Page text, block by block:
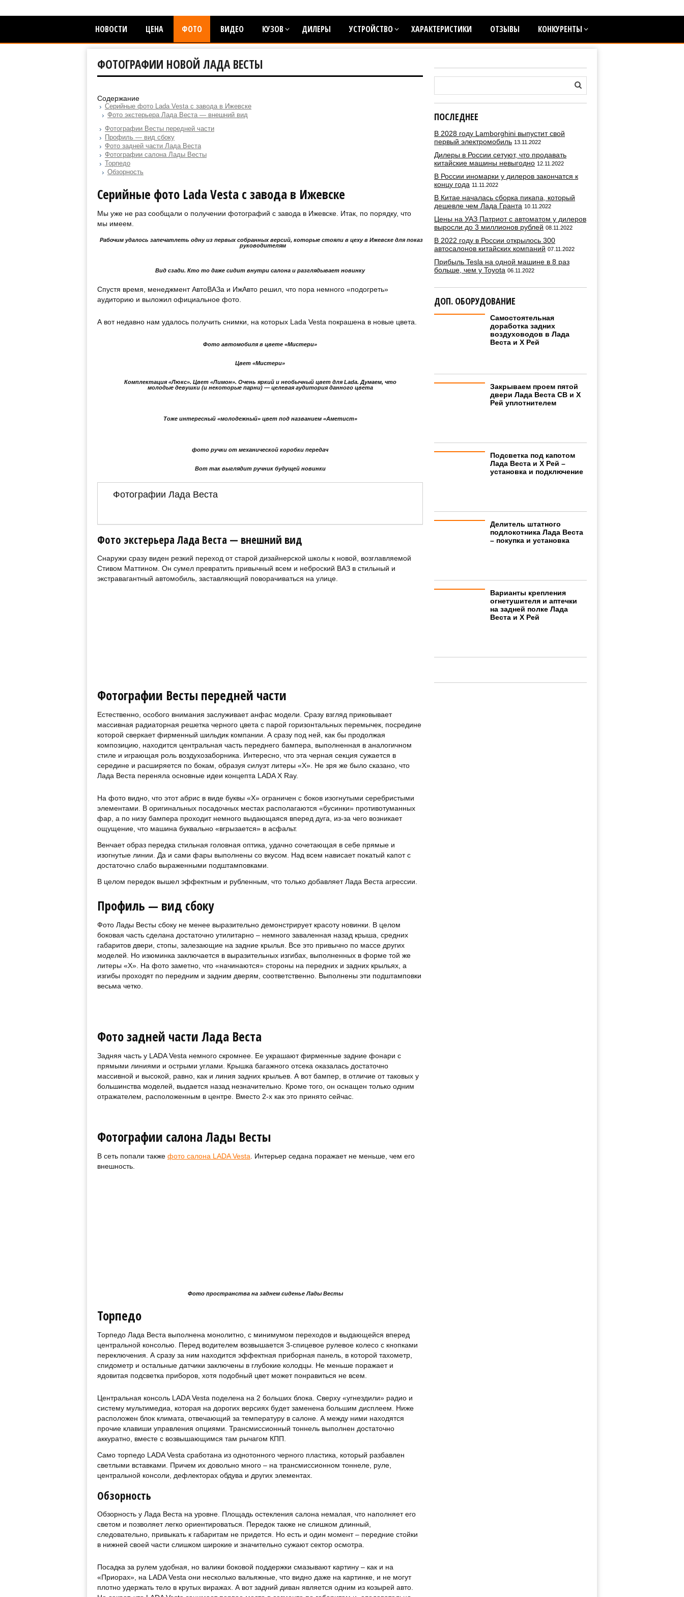
НОВОСТИ ЦЕНА ФОТО ВИДЕО КУЗОВ ДИЛЕРЫ УСТРОЙСТВО ХАРАКТЕРИСТИКИ ОТЗЫВЫ КОНКУРЕНТЫ
ФОТОГРАФИИ НОВОЙ ЛАДА ВЕСТЫ
Содержание
Серийные фото Lada Vesta с завода в Ижевске
Фото экстерьера Лада Веста — внешний вид
Фотографии Весты передней части
Профиль — вид сбоку
Фото задней части Лада Веста
Фотографии салона Лады Весты
Торпедо
Обзорность
Серийные фото Lada Vesta с завода в Ижевске
Мы уже не раз сообщали о получении фотографий с завода в Ижевске. Итак, по порядку, что
мы имеем.
Рабочим удалось запечатлеть одну из первых собранных версий, которые стояли в цеху в Ижевске для показа
руководителям
Вид сзади. Кто то даже сидит внутри салона и разглядывает новинку
Спустя время, менеджмент АвтоВАЗа и ИжАвто решил, что пора немного «подогреть»
аудиторию и выложил официальное фото.
А вот недавно нам удалось получить снимки, на которых Lada Vesta покрашена в новые цвета.
Фото автомобиля в цвете «Мистери»
Цвет «Мистери»
Комплектация «Люкс». Цвет «Лимон». Очень яркий и необычный цвет для Lada. Думаем, что
молодые девушки (и некоторые парни) — целевая аудитория данного цвета
Тоже интересный «молодежный» цвет под названием «Аметист»
фото ручки от механической коробки передач
Вот так выглядит ручник будущей новинки
Фотографии Лада Веста
Фото экстерьера Лада Веста — внешний вид
Снаружи сразу виден резкий переход от старой дизайнерской школы к новой, возглавляемой
Стивом Маттином. Он сумел превратить привычный всем и неброский ВАЗ в стильный и
экстравагантный автомобиль, заставляющий поворачиваться на улице.
Фотографии Весты передней части
Естественно, особого внимания заслуживает анфас модели. Сразу взгляд приковывает
массивная радиаторная решетка черного цвета с парой горизонтальных перемычек, посредине
которой сверкает фирменный шильдик компании. А сразу под ней, как бы продолжая
композицию, находится центральная часть переднего бампера, выполненная в аналогичном
стиле и играющая роль воздухозаборника. Интересно, что эта черная секция сужается в
середине и расширяется по бокам, образуя силуэт литеры «Х». Не зря же было сказано, что
Лада Веста переняла основные идеи концепта LADA X Ray.
На фото видно, что этот абрис в виде буквы «Х» ограничен с боков изогнутыми серебристыми
элементами. В оригинальных посадочных местах располагаются «бусинки» противотуманных
фар, а по низу бампера проходит немного выдающаяся вперед дуга, из-за чего возникает
ощущение, что машина буквально «вгрызается» в асфальт.
Венчает образ передка стильная головная оптика, удачно сочетающая в себе прямые и
изогнутые линии. Да и сами фары выполнены со вкусом. Над всем нависает покатый капот с
достаточно слабо выраженными подштамповками.
В целом передок вышел эффектным и рубленным, что только добавляет Лада Веста агрессии.
Профиль — вид сбоку
Фото Лады Весты сбоку не менее выразительно демонстрирует красоту новинки. В целом
боковая часть сделана достаточно утилитарно – немного заваленная назад крыша, средних
габаритов двери, стопы, залезающие на задние крылья. Все это привычно по массе других
моделей. Но изюминка заключается в выразительных изгибах, выполненных в форме той же
литеры «Х». На фото заметно, что «начинаются» стороны на передних и задних крыльях, а
изгибы проходят по передним и задним дверям, соответственно. Выполнены эти подштамповки
весьма четко.
Фото задней части Лада Веста
Задняя часть у LADA Vesta немного скромнее. Ее украшают фирменные задние фонари с
прямыми линиями и острыми углами. Крышка багажного отсека оказалась достаточно
массивной и высокой, равно, как и линия задних крыльев. А вот бампер, в отличие от таковых у
большинства моделей, выдается назад незначительно. Кроме того, он оснащен только одним
отражателем, расположенным в центре. Вместо 2-х как это принято сейчас.
Фотографии салона Лады Весты
В сеть попали также фото салона LADA Vesta . Интерьер седана поражает не меньше, чем его
внешность.
Фото пространства на заднем сиденье Лады Весты
Торпедо
Торпедо Лада Веста выполнена монолитно, с минимумом переходов и выдающейся вперед
центральной консолью. Перед водителем возвышается 3-спицевое рулевое колесо с кнопками
переключения. А сразу за ним находится эффектная приборная панель, в которой тахометр,
спидометр и остальные датчики заключены в глубокие колодцы. Не меньше поражает и
ядовитая подсветка приборов, хотя подобный цвет может понравиться не всем.
Центральная консоль LADA Vesta поделена на 2 больших блока. Сверху «угнездили» радио и
систему мультимедиа, которая на дорогих версиях будет заменена большим дисплеем. Ниже
расположен блок климата, отвечающий за температуру в салоне. А между ними находятся
прочие клавиши управления опциями. Трансмиссионный тоннель выполнен достаточно
аккуратно, вместе с возвышающимся там рычагом КПП.
Само торпедо LADA Vesta сработана из однотонного черного пластика, который разбавлен
светлыми вставками. Причем их довольно много – на трансмиссионном тоннеле, руле,
центральной консоли, дефлекторах обдува и других элементах.
Обзорность
Обзорность у Лада Веста на уровне. Площадь остекления салона немалая, что наполняет его
светом и позволяет легко ориентироваться. Передок также не слишком длинный,
следовательно, привыкать к габаритам не придется. Но есть и один момент – передние стойки
в нижней своей части слишком широкие и значительно сужают сектор осмотра.
Посадка за рулем удобная, но валики боковой поддержки смазывают картину – как и на
«Приорах», на LADA Vesta они несколько вальяжные, что видно даже на картинке, и не могут
плотно удержать тело в крутых виражах. А вот задний диван является одним из козырей авто.
ПОСЛЕДНЕЕ
В 2028 году Lamborghini выпустит свой
первый электромобиль 13.11.2022
Дилеры в России сетуют, что продавать
китайские машины невыгодно 12.11.2022
В России иномарки у дилеров закончатся к
концу года 11.11.2022
В Китае началась сборка пикапа, который
дешевле чем Лада Гранта 10.11.2022
Цены на УАЗ Патриот с автоматом у дилеров
выросли до 3 миллионов рублей 08.11.2022
В 2022 году в России открылось 300
автосалонов китайских компаний 07.11.2022
Прибыль Tesla на одной машине в 8 раз
больше, чем у Toyota 06.11.2022
ДОП. ОБОРУДОВАНИЕ
Самостоятельная
доработка задних
воздуховодов в Лада
Веста и Х Рей
Закрываем проем пятой
двери Лада Веста СВ и Х
Рей уплотнителем
Подсветка под капотом
Лада Веста и Х Рей –
установка и подключение
Делитель штатного
подлокотника Лада Веста
– покупка и установка
Варианты крепления
огнетушителя и аптечки
на задней полке Лада
Веста и Х Рей